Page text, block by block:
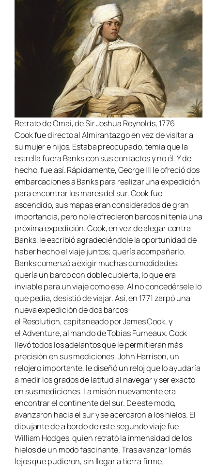
Retrato de Omai, de Sir Joshua Reynolds, 1776
Cook fue directo al Almirantazgo en vez de visitar a
su mujer e hijos. Estaba preocupado, temía que la
estrella fuera Banks con sus contactos y no él. Y de
hecho, fue así. Rápidamente, George III le ofreció dos
embarcaciones a Banks para realizar una expedición
para encontrar los mares del sur. Cook fue
ascendido, sus mapas eran considerados de gran
importancia, pero no le ofrecieron barcos ni tenía una
próxima expedición. Cook, en vez de alegar contra
Banks, le escribió agradeciéndole la oportunidad de
haber hecho el viaje juntos; quería acompañarlo.
Banks comenzó a exigir muchas comodidades:
quería un barco con doble cubierta, lo que era
inviable para un viaje como ese. Al no concedérsele lo
que pedía, desistió de viajar. Así, en 1771 zarpó una
nueva expedición de dos barcos:
el Resolution,capitaneado por James Cook, y
elAdventure,al mando de Tobias Furneaux. Cook
llevó todos los adelantos que le permitieran más
precisión en sus mediciones. John Harrison, un
relojero importante, le diseñó un reloj que lo ayudaría
a medir los grados de latitud al navegar y ser exacto
en sus mediciones. La misión nuevamente era
encontrar el continente del sur. De este modo,
avanzaron hacia el sur y se acercaron a los hielos. El
dibujante de a bordo de este segundo viaje fue
William Hodges, quien retrató la inmensidad de los
hielos de un modo fascinante. Tras avanzar lo más
lejos que pudieron, sin llegar a tierra firme,